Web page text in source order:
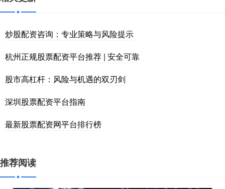
炒股配资咨询：专业策略与风险提示
杭州正规股票配资平台推荐 | 安全可靠
股市高杠杆：风险与机遇的双刃剑
深圳股票配资平台指南
最新股票配资网平台排行榜
推荐阅读